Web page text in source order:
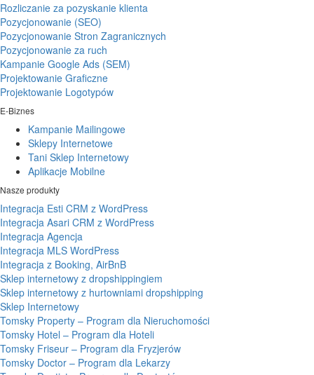
Rozliczanie za pozyskanie klienta
Pozycjonowanie (SEO)
Pozycjonowanie Stron Zagranicznych
Pozycjonowanie za ruch
Kampanie Google Ads (SEM)
Projektowanie Graficzne
Projektowanie Logotypów
E-Biznes
Kampanie Mailingowe
Sklepy Internetowe
Tani Sklep Internetowy
Aplikacje Mobilne
Nasze produkty
Integracja Esti CRM z WordPress
Integracja Asari CRM z WordPress
Integracja Agencja
Integracja MLS WordPress
Integracja z Booking, AirBnB
Sklep internetowy z dropshippingiem
Sklep internetowy z hurtowniami dropshipping
Sklep Internetowy
Tomsky Property – Program dla Nieruchomości
Tomsky Hotel – Program dla Hoteli
Tomsky Friseur – Program dla Fryzjerów
Tomsky Doctor – Program dla Lekarzy